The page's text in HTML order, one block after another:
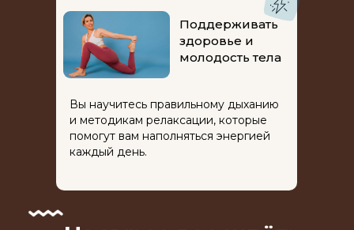
Поддерживать
здоровье и
молодость тела
Вы научитесь правильному дыханию
и методикам релаксации, которые
помогут вам наполняться энергией
каждый день.